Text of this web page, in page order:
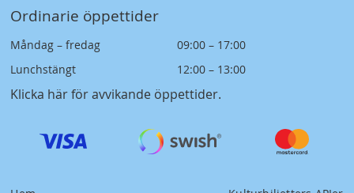
Ordinarie öppettider
Måndag – fredag
09:00 – 17:00
Lunchstängt
12:00 – 13:00
Klicka här för avvikande öppettider.